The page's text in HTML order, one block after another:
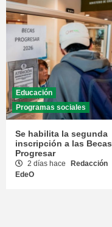
Educación
Programas sociales
Se habilita la segunda
inscripción a las Becas
Progresar
2 días hace
Redacción
EdeO